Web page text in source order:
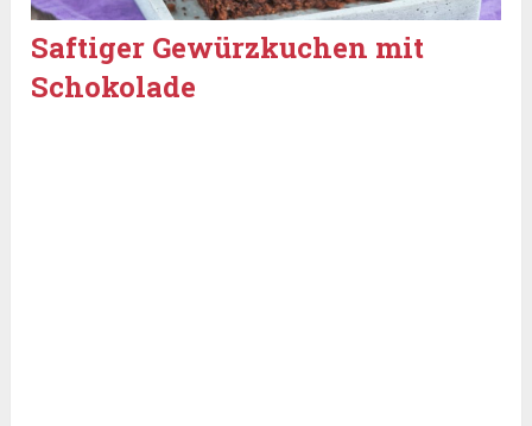
Saftiger Gewürzkuchen mit
Schokolade